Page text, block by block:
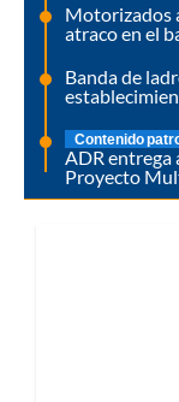
Motorizados
atraco en el
Banda de
Contenido
ADR entrega
Proyecto